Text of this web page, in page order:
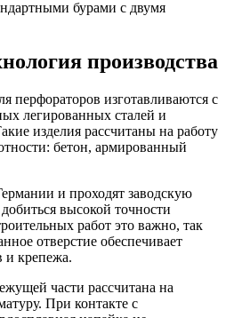
бурами с двумя
производства
перфораторов изготавливаются с
легированных сталей и
изделия рассчитаны на работу
бетон, армированный
и проходят заводскую
высокой точности
работ это важно, так
отверстие обеспечивает
и крепежа.
части рассчитана на
При контакте с